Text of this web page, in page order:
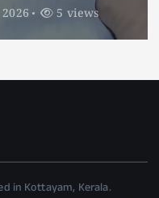
2026 4 views
in Kottayam, Kerala.